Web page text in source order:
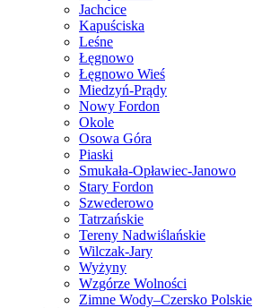
Jachcice
Kapuściska
Leśne
Łęgnowo
Łęgnowo Wieś
Miedzyń-Prądy
Nowy Fordon
Okole
Osowa Góra
Piaski
Smukała-Opławiec-Janowo
Stary Fordon
Szwederowo
Tatrzańskie
Tereny Nadwiślańskie
Wilczak-Jary
Wyżyny
Wzgórze Wolności
Zimne Wody–Czersko Polskie